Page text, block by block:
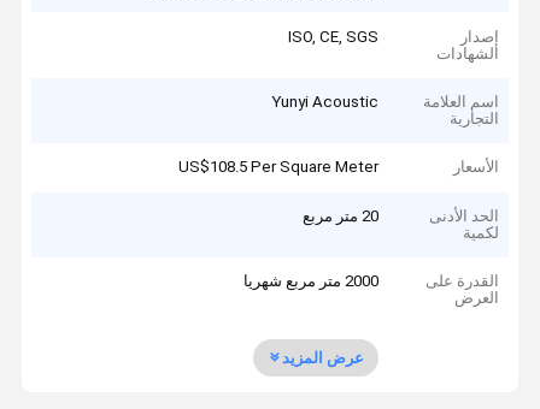
إصدار
الشهادات
ISO, CE, SGS
اسم العلامة
التجارية
Yunyi Acoustic
الأسعار US$108.5 Per Square Meter
الحد الأدنى
لكمية
20 متر مربع
القدرة على
العرض
2000 متر مربع شهريا
عرض المزيد